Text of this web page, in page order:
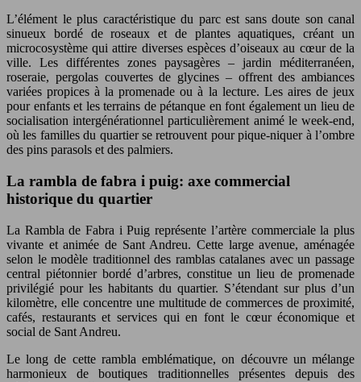
L’élément le plus caractéristique du parc est sans doute son canal
sinueux bordé de roseaux et de plantes aquatiques, créant un
microcosystème qui attire diverses espèces d’oiseaux au cœur de la
ville. Les différentes zones paysagères – jardin méditerranéen,
roseraie, pergolas couvertes de glycines – offrent des ambiances
variées propices à la promenade ou à la lecture. Les aires de jeux
pour enfants et les terrains de pétanque en font également un lieu de
socialisation intergénérationnel particulièrement animé le week-end,
où les familles du quartier se retrouvent pour pique-niquer à l’ombre
des pins parasols et des palmiers.
La rambla de fabra i puig: axe commercial
historique du quartier
La Rambla de Fabra i Puig représente l’artère commerciale la plus
vivante et animée de Sant Andreu. Cette large avenue, aménagée
selon le modèle traditionnel des ramblas catalanes avec un passage
central piétonnier bordé d’arbres, constitue un lieu de promenade
privilégié pour les habitants du quartier. S’étendant sur plus d’un
kilomètre, elle concentre une multitude de commerces de proximité,
cafés, restaurants et services qui en font le cœur économique et
social de Sant Andreu.
Le long de cette rambla emblématique, on découvre un mélange
harmonieux de boutiques traditionnelles présentes depuis des